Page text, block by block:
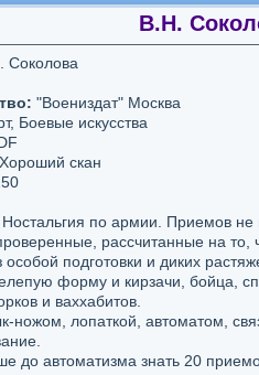
В.Н.
Соколова
"Воениздат" Москва
Боевые искусства
Хороший скан
Ностальгия по армии. Приемов не
рассчитанные на то,
особой подготовки и диких
форму и кирзачи, бойца,
и ваххабитов.
ножом, лопаткой, автоматом,
до автоматизма знать 20